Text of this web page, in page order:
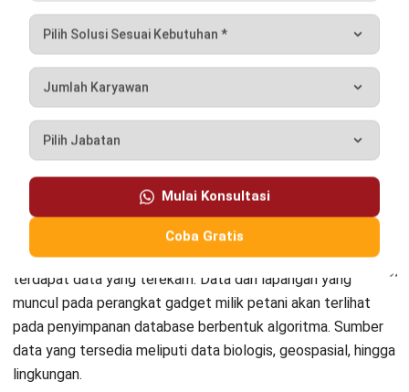
Bisnis Agrikultur
Kesimpulan
Dengan penerapansmart farmingdi Indonesia dapat
menjadikan pendapatan petani di Indonesia lebih baik
dengan pengelolaan yang lebih efisien. Penerapan
farmingdapat memberikan banyak manfaat pada bidang
pertanian Indonesia. Dengan begitu berikut adalah skema
harga dari HashMicroSoftware Agricultureyang dapat Anda
simak. Segera permudah pekerjaan Anda dan beralih ke